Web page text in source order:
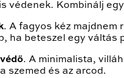
védenek. Kombinálj
. A fagyos kéz majdnem
ha beteszel egy váltás
. A minimalista,
szemed és az arcod.